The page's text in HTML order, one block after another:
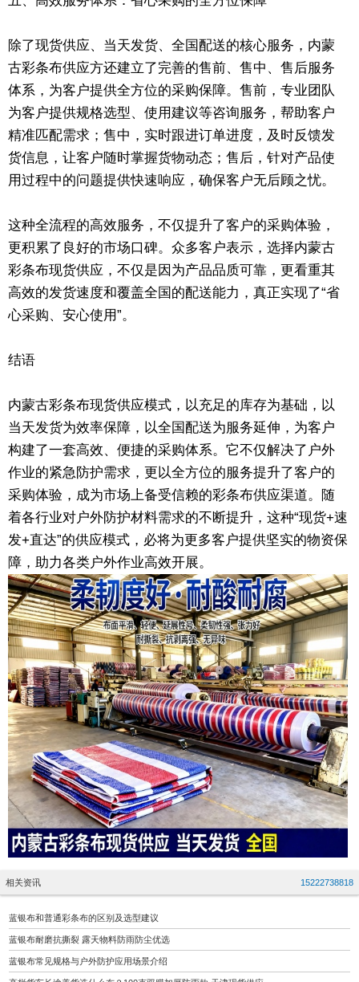
除了现货供应、当天发货、全国配送的核心服务，内蒙
古彩条布供应方还建立了完善的售前、售中、售后服务
体系，为客户提供全方位的采购保障。售前，专业团队
为客户提供规格选型、使用建议等咨询服务，帮助客户
精准匹配需求；售中，实时跟进订单进度，及时反馈发
货信息，让客户随时掌握货物动态；售后，针对产品使
用过程中的问题提供快速响应，确保客户无后顾之忧。
这种全流程的高效服务，不仅提升了客户的采购体验，
更积累了良好的市场口碑。众多客户表示，选择内蒙古
彩条布现货供应，不仅是因为产品品质可靠，更看重其
高效的发货速度和覆盖全国的配送能力，真正实现了“省
心采购、安心使用”。
结语
内蒙古彩条布现货供应模式，以充足的库存为基础，以
当天发货为效率保障，以全国配送为服务延伸，为客户
构建了一套高效、便捷的采购体系。它不仅解决了户外
作业的紧急防护需求，更以全方位的服务提升了客户的
采购体验，成为市场上备受信赖的彩条布供应渠道。随
着各行业对户外防护材料需求的不断提升，这种“现货+速
发+直达”的供应模式，必将为更多客户提供坚实的物资保
障，助力各类户外作业高效开展。
相关资讯 15222738818
蓝银布和普通彩条布的区别及选型建议
蓝银布耐磨抗撕裂 露天物料防雨防尘优选
蓝银布常见规格与户外防护应用场景介绍